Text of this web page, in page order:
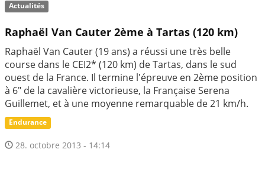
Actualités
Raphaël Van Cauter 2ème à Tartas (120 km)
Raphaël Van Cauter (19 ans) a réussi une très belle
course dans le CEI2* (120 km) de Tartas, dans le sud
ouest de la France. Il termine l'épreuve en 2ème position
à 6" de la cavalière victorieuse, la Française Serena
Guillemet, et à une moyenne remarquable de 21 km/h.
Endurance
28. octobre 2013 - 14:14